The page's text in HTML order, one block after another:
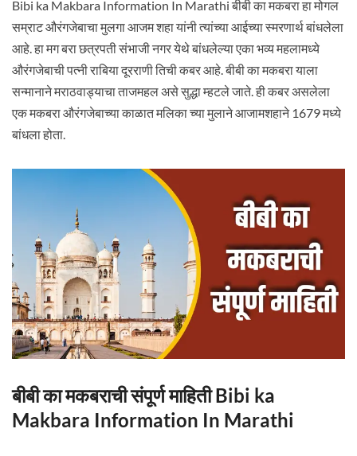
Bibi ka Makbara Information In Marathi बीबी का मकबरा हा मोगल
सम्राट औरंगजेबाचा मुलगा आजम शहा यांनी त्यांच्या आईच्या स्मरणार्थ बांधलेला
आहे. हा मग बरा छत्रपती संभाजी नगर येथे बांधलेल्या एका भव्य महलामध्ये
औरंगजेबाची पत्नी राबिया दूरराणी तिची कबर आहे. बीबी का मकबरा याला
सन्मानाने मराठवाड्याचा ताजमहल असे सुद्धा म्हटले जाते. ही कबर असलेला
एक मकबरा औरंगजेबाच्या काळात मलिका च्या मुलाने आजामशहाने 1679 मध्ये
बांधला होता.
बीबी का मकबराची संपूर्ण माहिती Bibi ka
Makbara Information In Marathi